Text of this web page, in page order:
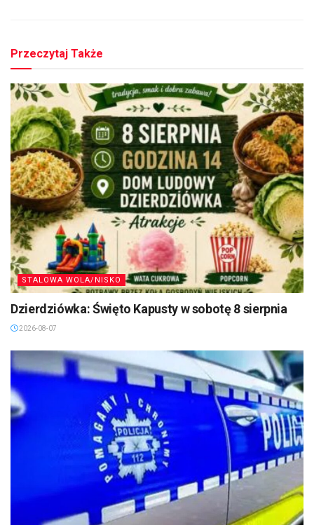
Przeczytaj Także
STALOWA WOLA/NISKO
Dzierdziówka: Święto Kapusty w sobotę 8 sierpnia
2026-08-07